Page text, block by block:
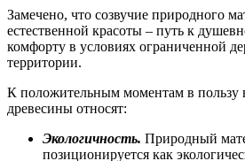
Замечено, что созвучие природного
естественной красоты – путь к
комфорту в условиях ограниченной
территории.
К положительным моментам в пользу
древесины относят:
Экологичность. Природный
позиционируется как